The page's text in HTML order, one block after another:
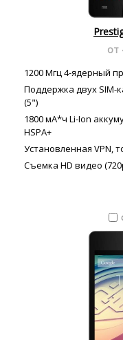
от
1200 Мгц 4-ядерный
Поддержка двух SIM-
(5")
1800 мА*ч Li-Ion
HSPA+
Установленная VPN,
Съемка HD видео